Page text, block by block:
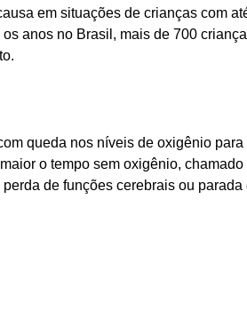
em situações de crianças com
anos no Brasil, mais de 700
queda nos níveis de oxigênio para
o tempo sem oxigênio, chamado
de funções cerebrais ou parada